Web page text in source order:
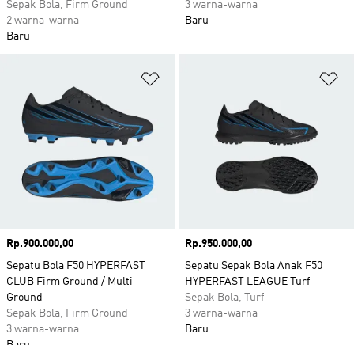
Sepak Bola, Firm Ground
2 warna-warna
Baru
3 warna-warna
Baru
Harga
Rp.900.000,00
Sepatu Bola F50 HYPERFAST
CLUB Firm Ground / Multi
Ground
Sepak Bola, Firm Ground
3 warna-warna
Harga
Rp.950.000,00
Sepatu Sepak Bola Anak F50
HYPERFAST LEAGUE Turf
Sepak Bola, Turf
3 warna-warna
Baru